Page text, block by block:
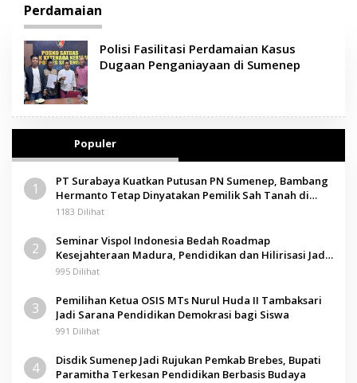
Perdamaian
Polisi Fasilitasi Perdamaian Kasus
Dugaan Penganiayaan di Sumenep
Populer
1
PT Surabaya Kuatkan Putusan PN Sumenep, Bambang
Hermanto Tetap Dinyatakan Pemilik Sah Tanah di
Pamolokan
1183 Dilihat
2
Seminar Vispol Indonesia Bedah Roadmap
Kesejahteraan Madura, Pendidikan dan Hilirisasi Jadi
Kunci
995 Dilihat
3
Pemilihan Ketua OSIS MTs Nurul Huda II Tambaksari
Jadi Sarana Pendidikan Demokrasi bagi Siswa
991 Dilihat
4
Disdik Sumenep Jadi Rujukan Pemkab Brebes, Bupati
Paramitha Terkesan Pendidikan Berbasis Budaya